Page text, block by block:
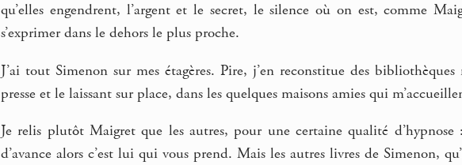
qu’elles engendrent, l’argent et le secret, le silence où on est, comme
s’exprimer dans le dehors le plus proche.
J’ai tout Simenon sur mes étagères. Pire, j’en reconstitue des
presse et le laissant sur place, dans les quelques maisons amies qui
Je relis plutôt Maigret que les autres, pour une certaine qualité
d’avance alors c’est lui qui vous prend. Mais les autres livres de Simenon,